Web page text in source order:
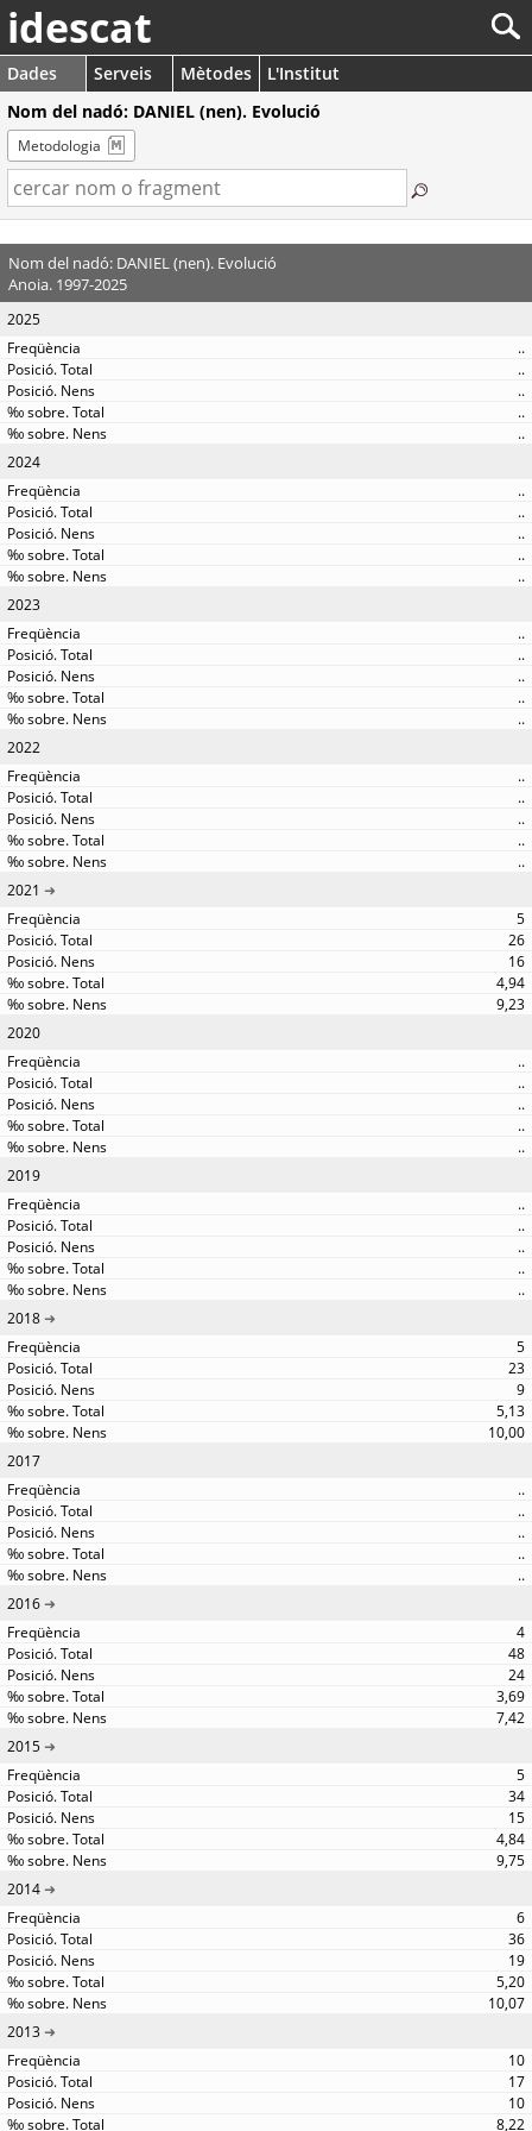
idescat
Dades Serveis Mètodes
L'Institut
Nom del nadó: DANIEL (nen). Evolució
Metodologia
Nom del nadó: DANIEL (nen). Evolució
Anoia. 1997-2025
2025
..
..
..
..
..
2024
..
..
..
..
..
2023
..
..
..
..
..
2022
..
..
..
..
..
2021
5
26
16
4,94
9,23
2020
..
..
..
..
..
2019
..
..
..
..
..
2018
5
23
9
5,13
10,00
2017
..
..
..
..
..
2016
4
48
24
3,69
7,42
2015
5
34
15
4,84
9,75
2014
6
36
19
5,20
10,07
2013
10
17
10
8,22